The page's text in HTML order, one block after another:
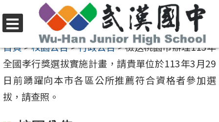
至
要
內
容
選
單
首頁>校園公告>行政公告>檢送桃園市辦理113年
全國孝行獎選拔實施計畫，請貴單位於113年3月29
日前踴躍向本市各區公所推薦符合資格者參加選
拔，請查照。